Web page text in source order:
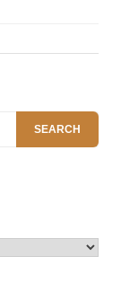
SEARCH